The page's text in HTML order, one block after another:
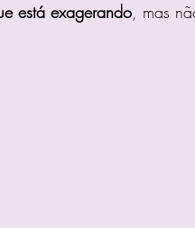
está exagerando, mas